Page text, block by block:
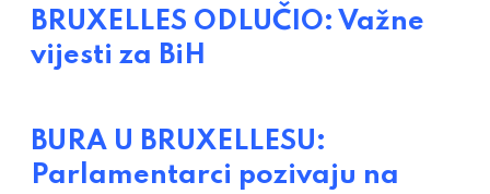
BRUXELLES ODLUČIO: Važne
vijesti za BiH
BURA U BRUXELLESU:
Parlamentarci pozivaju na